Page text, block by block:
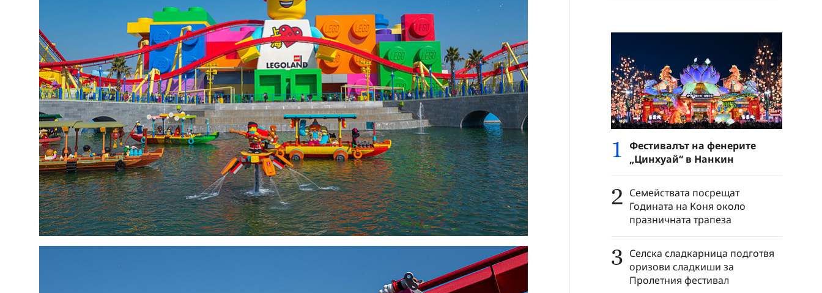
1
Фестивалът на фенерите
„Цинхуай“ в Нанкин
2 Семействата посрещат
Годината на Коня около
празничната трапеза
3 Селска сладкарница подготвя
оризови сладкиши за
Пролетния фестивал